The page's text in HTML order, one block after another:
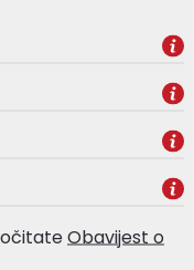
Obavijest o